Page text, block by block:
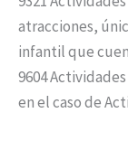
atracciones,
infantil que
9604
en el caso de